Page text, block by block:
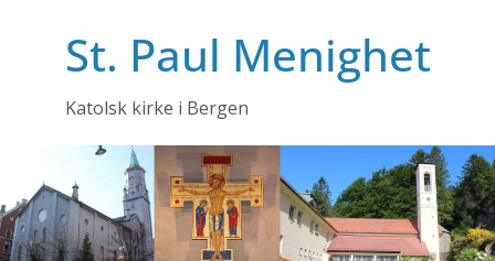
St. Paul Menighet
Katolsk kirke i Bergen